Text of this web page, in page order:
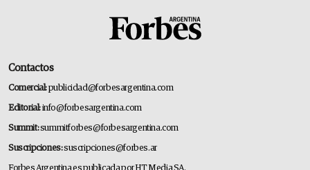
Contactos
Comercial:publicidad@forbesargentina.com
Editorial:info@forbesargentina.com
Summit:summitforbes@forbesargentina.com
Suscripciones:suscripciones@forbes.ar
Forbes Argentina es publicada por HT Media SA.